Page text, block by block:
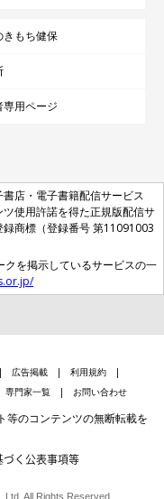
きもち健保
専用ページ
店・電子書籍配信サービス
使用許諾を得た正規版配信サ
商標（登録番号 第11091003
クを掲示しているサービスの一
広告掲載
利用規約
専門家一覧 お問い合わせ
等のコンテンツの無断転載を
く公表事項等
All Rights Reserved.